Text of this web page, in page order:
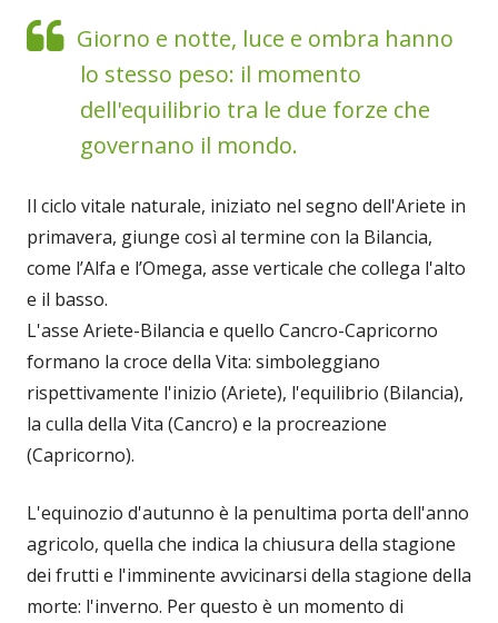
Giorno e notte, luce e ombra hanno
lo stesso peso: il momento
dell'equilibrio tra le due forze che
governano il mondo.
Il ciclo vitale naturale, iniziato nel segno dell'Ariete in
primavera, giunge così al termine con la Bilancia,
come l’Alfa e l’Omega, asse verticale che collega l'alto
e il basso.
L'asse Ariete-Bilancia e quello Cancro-Capricorno
formano la croce della Vita: simboleggiano
rispettivamente l'inizio (Ariete), l'equilibrio (Bilancia),
la culla della Vita (Cancro) e la procreazione
(Capricorno).
L'equinozio d'autunno è la penultima porta dell'anno
agricolo, quella che indica la chiusura della stagione
dei frutti e l'imminente avvicinarsi della stagione della
morte: l'inverno. Per questo è un momento di